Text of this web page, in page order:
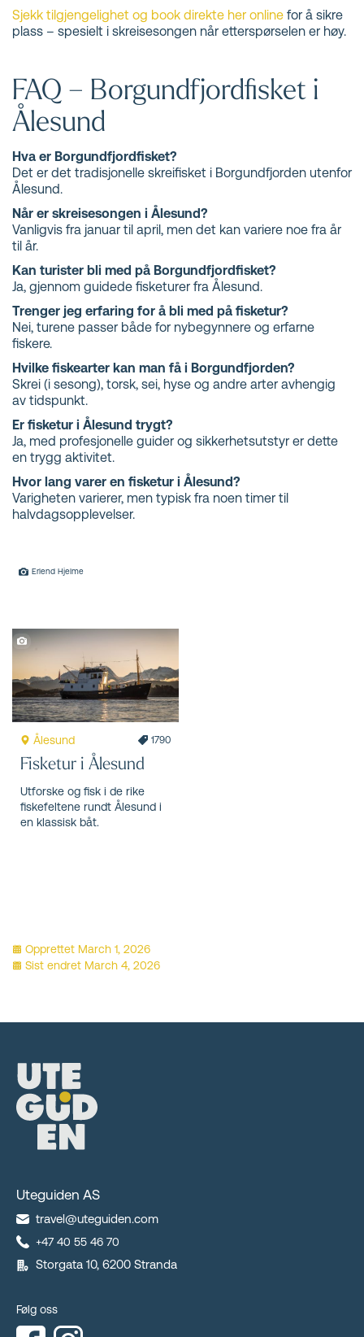
Sjekk tilgjengelighet og book direkte her online for å sikre
plass – spesielt i skreisesongen når etterspørselen er høy.
FAQ – Borgundfjordfisket i
Ålesund
Hva er Borgundfjordfisket?
Det er det tradisjonelle skreifisket i Borgundfjorden utenfor
Ålesund.
Når er skreisesongen i Ålesund?
Vanligvis fra januar til april, men det kan variere noe fra år
til år.
Kan turister bli med på Borgundfjordfisket?
Ja, gjennom guidede fisketurer fra Ålesund.
Trenger jeg erfaring for å bli med på fisketur?
Nei, turene passer både for nybegynnere og erfarne
fiskere.
Hvilke fiskearter kan man få i Borgundfjorden?
Skrei (i sesong), torsk, sei, hyse og andre arter avhengig
av tidspunkt.
Er fisketur i Ålesund trygt?
Ja, med profesjonelle guider og sikkerhetsutstyr er dette
en trygg aktivitet.
Hvor lang varer en fisketur i Ålesund?
Varigheten varierer, men typisk fra noen timer til
halvdagsopplevelser.
Erlend Hjelme
Ålesund 1790
Fisketur i Ålesund
Utforske og fisk i de rike
fiskefeltene rundt Ålesund i
en klassisk båt.
Opprettet March 1, 2026
Sist endret March 4, 2026
Uteguiden AS
travel@uteguiden.com
+47 40 55 46 70
Storgata 10, 6200 Stranda
Følg oss